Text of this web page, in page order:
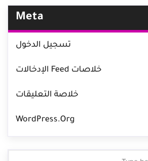
Meta
تسجيل الدخول
خلاصات Feed الإدخالات
خلاصة التعليقات
WordPress.org